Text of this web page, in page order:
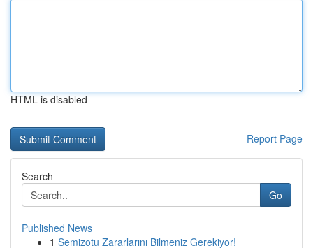
HTML is disabled
Report Page
Search
Go
Published News
1 Semizotu Zararlarını Bilmeniz Gerekiyor!